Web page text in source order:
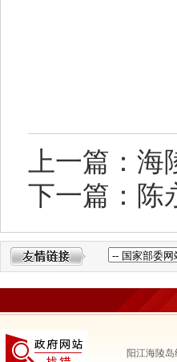
上一篇：
下一篇：陈
阳江海陵